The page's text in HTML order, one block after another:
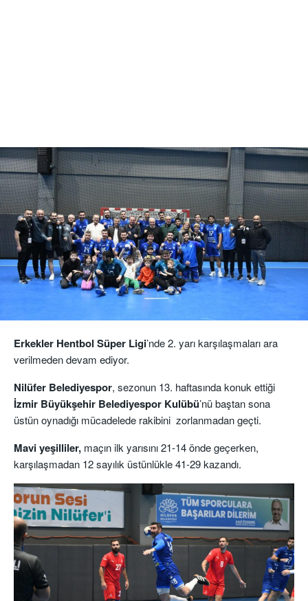
Erkekler Hentbol Süper Ligi’nde 2. yarı karşılaşmaları ara
verilmeden devam ediyor.
Nilüfer Belediyespor, sezonun 13. haftasında konuk ettiği
İzmir Büyükşehir Belediyespor Kulübü’nü baştan sona
üstün oynadığı mücadelede rakibini zorlanmadan geçti.
Mavi yeşilliler, maçın ilk yarısını 21-14 önde geçerken,
karşılaşmadan 12 sayılık üstünlükle 41-29 kazandı.